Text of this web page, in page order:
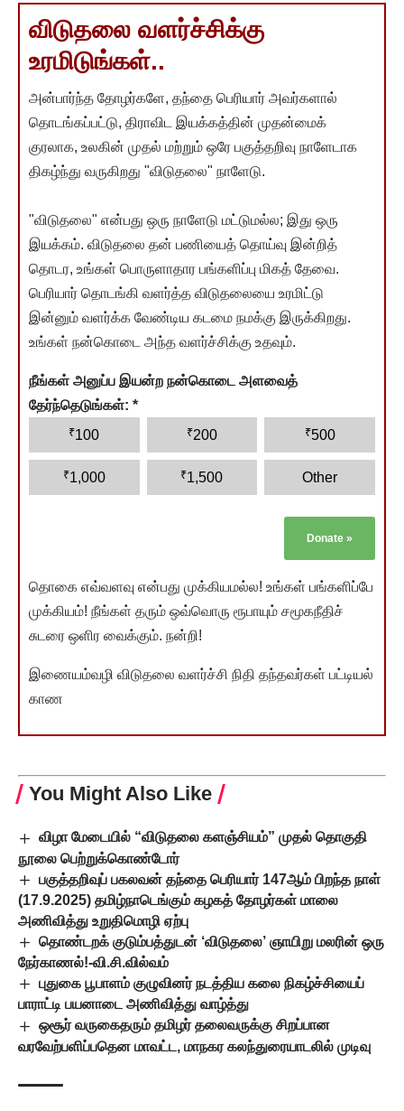
விடுதலை வளர்ச்சிக்கு
உரமிடுங்கள்..
அன்பார்ந்த தோழர்களே, தந்தை பெரியார் அவர்களால்
தொடங்கப்பட்டு, திராவிட இயக்கத்தின் முதன்மைக்
குரலாக, உலகின் முதல் மற்றும் ஒரே பகுத்தறிவு நாளேடாக
திகழ்ந்து வருகிறது "விடுதலை" நாளேடு.
"விடுதலை" என்பது ஒரு நாளேடு மட்டுமல்ல; இது ஒரு
இயக்கம். விடுதலை தன் பணியைத் தொய்வு இன்றித்
தொடர, உங்கள் பொருளாதார பங்களிப்பு மிகத் தேவை.
பெரியார் தொடங்கி வளர்த்த விடுதலையை உரமிட்டு
இன்னும் வளர்க்க வேண்டிய கடமை நமக்கு இருக்கிறது.
உங்கள் நன்கொடை அந்த வளர்ச்சிக்கு உதவும்.
நீங்கள் அனுப்ப இயன்ற நன்கொடை அளவைத்
தேர்ந்தெடுங்கள்: *
₹100 ₹200 ₹500
₹1,000 ₹1,500 Other
Donate »
தொகை எவ்வளவு என்பது முக்கியமல்ல! உங்கள் பங்களிப்பே
முக்கியம்! நீங்கள் தரும் ஒவ்வொரு ரூபாயும் சமூகநீதிச்
சுடரை ஒளிர வைக்கும். நன்றி!
இணையம்வழி விடுதலை வளர்ச்சி நிதி தந்தவர்கள் பட்டியல்
காண
You Might Also Like
விழா மேடையில் “விடுதலை களஞ்சியம்” முதல் தொகுதி
நூலை பெற்றுக்கொண்டோர்
பகுத்தறிவுப் பகலவன் தந்தை பெரியார் 147ஆம் பிறந்த நாள்
(17.9.2025) தமிழ்நாடெங்கும் கழகத் தோழர்கள் மாலை
அணிவித்து உறுதிமொழி ஏற்பு
தொண்டறக் குடும்பத்துடன் ‘விடுதலை’ ஞாயிறு மலரின் ஒரு
நேர்காணல்!-வி.சி.வில்வம்
புதுகை பூபாளம் குழுவினர் நடத்திய கலை நிகழ்ச்சியைப்
பாராட்டி பயனாடை அணிவித்து வாழ்த்து
ஒசூர் வருகைதரும் தமிழர் தலைவருக்கு சிறப்பான
வரவேற்பளிப்பதென மாவட்ட, மாநகர கலந்துரையாடலில் முடிவு